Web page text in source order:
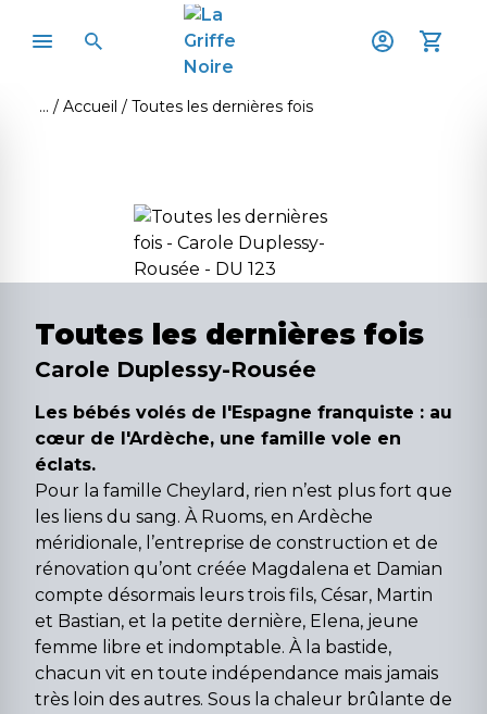
Accueil Toutes les dernières fois
Toutes les dernières fois
Carole Duplessy-Rousée
Les bébés volés de l'Espagne franquiste : au
cœur de l'Ardèche, une famille vole en
éclats.
Pour la famille Cheylard, rien n’est plus fort que
les liens du sang. À Ruoms, en Ardèche
méridionale, l’entreprise de construction et de
rénovation qu’ont créée Magdalena et Damian
compte désormais leurs trois fils, César, Martin
et Bastian, et la petite dernière, Elena, jeune
femme libre et indomptable. À la bastide,
chacun vit en toute indépendance mais jamais
très loin des autres. Sous la chaleur brûlante de